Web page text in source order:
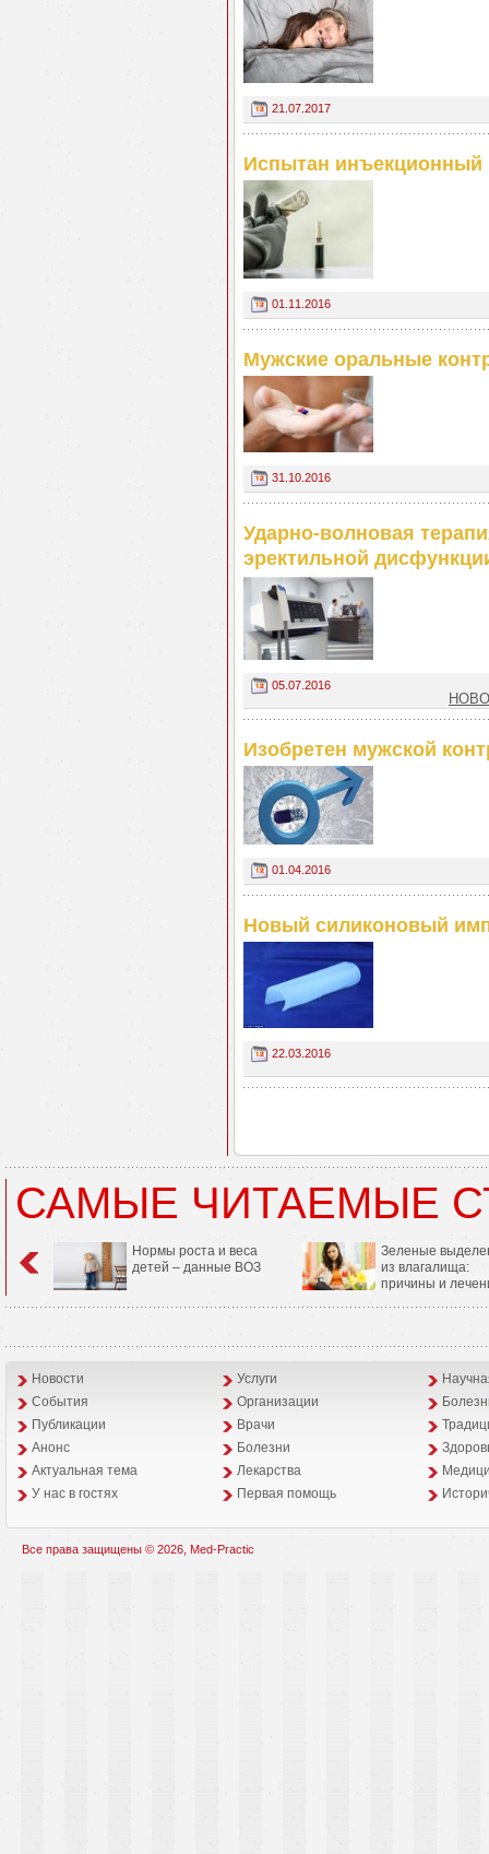
21.07.2017
Испытан инъекционный
01.11.2016
Мужские оральные
31.10.2016
Ударно-волновая
эректильной
05.07.2016
Изобретен мужской
01.04.2016
Новый силиконовый
22.03.2016
САМЫЕ ЧИТАЕМЫЕ
Нормы роста и веса
детей – данные ВОЗ
Зеленые
из влагалища:
причины и
Новости Услуги
События
Организации
Публикации
Врачи
Анонс
Болезни
Aктуальная тема
Лекарства
У нас в гостях
Первая помощь
Все права защищены © 2026, Med-Practic